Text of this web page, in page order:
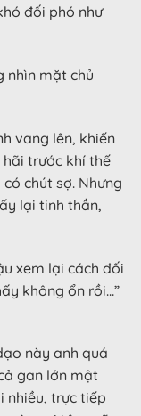
đối phó như
nhìn mặt chủ
vang lên, khiến
trước khí thế
chút sợ. Nhưng
lại tinh thần,
xem lại cách đối
không ổn rồi…”
này anh quá
gan lớn mật
nhiều, trực tiếp